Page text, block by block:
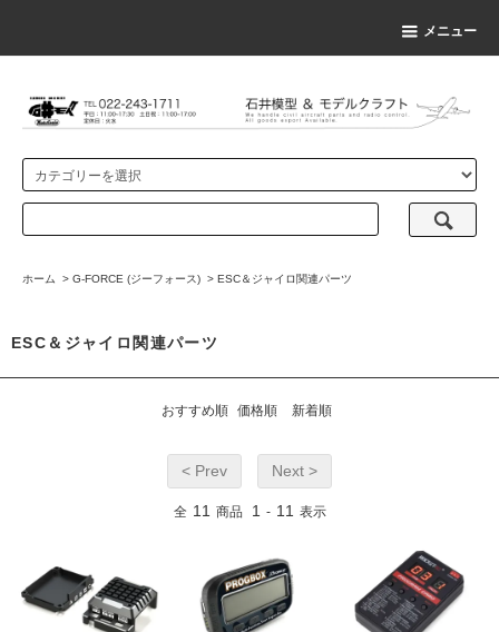
メニュー
ホーム > G-FORCE (ジーフォース) > ESC＆ジャイロ関連パーツ
ESC＆ジャイロ関連パーツ
おすすめ順 価格順 新着順
< Prev Next >
全 11 商品 1 - 11 表示